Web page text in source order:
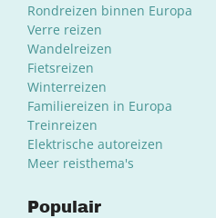
Rondreizen binnen Europa
Verre reizen
Wandelreizen
Fietsreizen
Winterreizen
Familiereizen in Europa
Treinreizen
Elektrische autoreizen
Meer reisthema's
Populair